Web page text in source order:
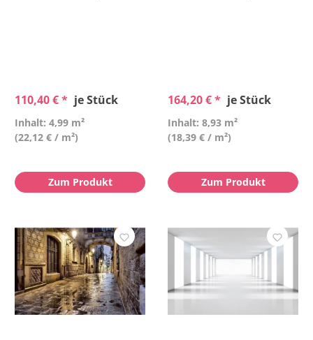
110,40 € * je Stück
Inhalt: 4,99 m²
(22,12 € / m²)
Zum Produkt
164,20 € * je Stück
Inhalt: 8,93 m²
(18,39 € / m²)
Zum Produkt